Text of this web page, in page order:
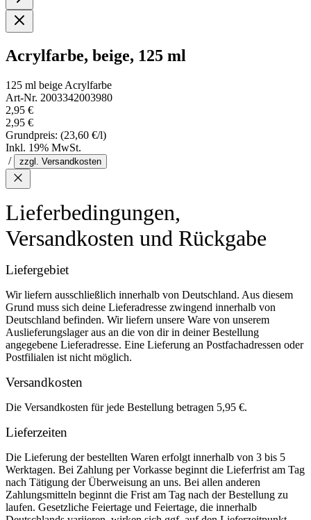
Acrylfarbe, beige, 125 ml
125 ml beige Acrylfarbe
Art-Nr. 2003342003980
2,95 €
2,95 €
Grundpreis: (23,60 €/l)
Inkl. 19% MwSt.
/
zzgl. Versandkosten
Lieferbedingungen,
Versandkosten und Rückgabe
Liefergebiet
Wir liefern ausschließlich innerhalb von Deutschland. Aus diesem
Grund muss sich deine Lieferadresse zwingend innerhalb von
Deutschland befinden. Wir liefern unsere Ware von unserem
Auslieferungslager aus an die von dir in deiner Bestellung
angegebene Lieferadresse. Eine Lieferung an Postfachadressen oder
Postfilialen ist nicht möglich.
Versandkosten
Die Versandkosten für jede Bestellung betragen 5,95 €.
Lieferzeiten
Die Lieferung der bestellten Waren erfolgt innerhalb von 3 bis 5
Werktagen. Bei Zahlung per Vorkasse beginnt die Lieferfrist am Tag
nach Tätigung der Überweisung an uns. Bei allen anderen
Zahlungsmitteln beginnt die Frist am Tag nach der Bestellung zu
laufen. Gesetzliche Feiertage und Feiertage, die innerhalb